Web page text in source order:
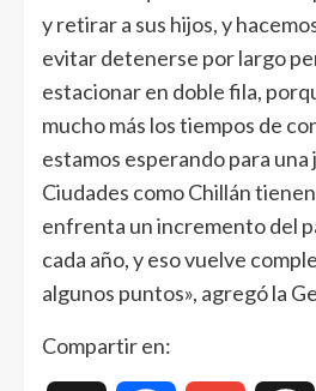
y retirar a sus hijos, y
evitar detenerse por largo
estacionar en doble fila,
mucho más los tiempos de
estamos esperando para una
Ciudades como Chillán
enfrenta un incremento del
cada año, y eso vuelve
algunos puntos», agregó la
Compartir en: